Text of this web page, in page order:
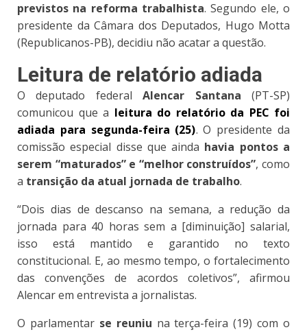
previstos na reforma trabalhista. Segundo ele, o
presidente da Câmara dos Deputados, Hugo Motta
(Republicanos-PB), decidiu não acatar a questão.
Leitura de relatório adiada
O deputado federal Alencar Santana (PT-SP)
comunicou que a leitura do relatório da PEC foi
adiada para segunda-feira (25). O presidente da
comissão especial disse que ainda havia pontos a
serem “maturados” e “melhor construídos”, como
a transição da atual jornada de trabalho.
“Dois dias de descanso na semana, a redução da
jornada para 40 horas sem a [diminuição] salarial,
isso está mantido e garantido no texto
constitucional. E, ao mesmo tempo, o fortalecimento
das convenções de acordos coletivos”, afirmou
Alencar em entrevista a jornalistas.
O parlamentar se reuniu na terça-feira (19) com o